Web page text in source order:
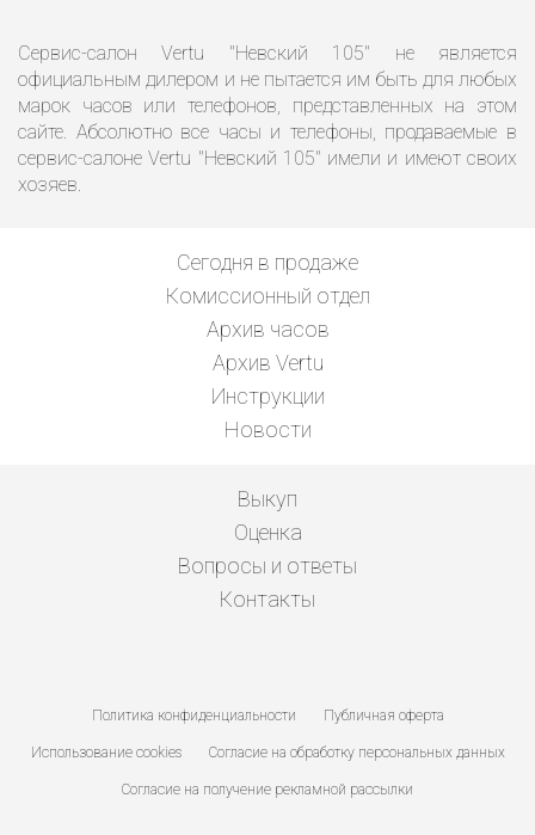
Сервис-салон Vertu "Невский 105" не является
официальным дилером и не пытается им быть для любых
марок часов или телефонов, представленных на этом
сайте. Абсолютно все часы и телефоны, продаваемые в
сервис-салоне Vertu "Невский 105" имели и имеют своих
хозяев.
Сегодня в продаже
Комиссионный отдел
Архив часов
Архив Vertu
Инструкции
Новости
Выкуп
Оценка
Вопросы и ответы
Контакты
Политика конфиденциальности Публичная оферта
Использование cookies Согласие на обработку персональных данных
Согласие на получение рекламной рассылки